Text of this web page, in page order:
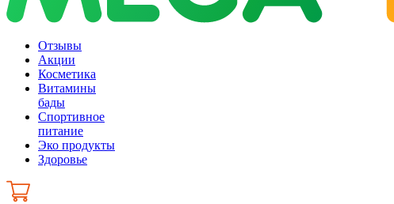
Отзывы
Акции
Косметика
Витамины
бады
Спортивное
питание
Эко продукты
Здоровье